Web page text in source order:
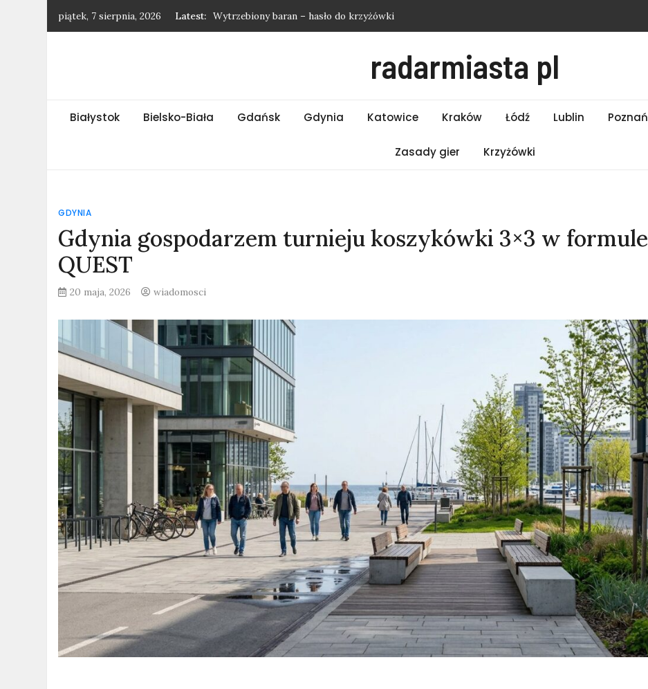
piątek, 7 sierpnia, 2026 Latest: Wytrzebiony baran – hasło do krzyżówki
Najnowsze wiadomości Poznań – Piątek 07.08.2026
Najnowsze wiadomości Warszawa – Piątek 07.08.2026radarmiasta pl
Białystok Bielsko-Biała Gdańsk Gdynia Katowice Kraków Łódź Lublin Poznań
Zasady gier Krzyżówki
GDYNIA
Gdynia gospodarzem turnieju koszykówki 3×3 w formule
QUEST
20 maja, 2026 wiadomosci